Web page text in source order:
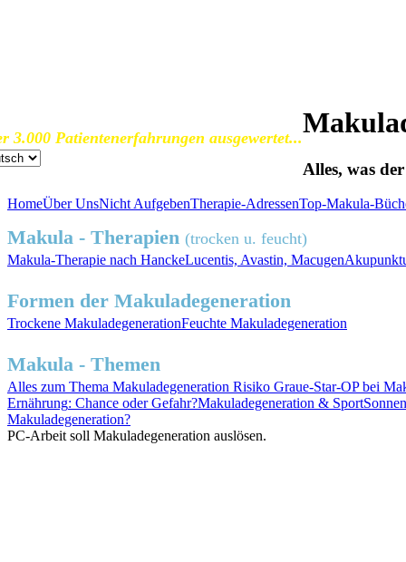
3.000 Patientenerfahrungen ausgewertet...
Alles, was
HomeÜber UnsNicht AufgebenTherapie-AdressenTop-Makula-
Makula - Therapien (trocken u. feucht)
Makula-Therapie nach HanckeLucentis, Avastin, Macugen
Formen der Makuladegeneration
Trockene MakuladegenerationFeuchte Makuladegeneration
Makula - Themen
Alles zum Thema Makuladegeneration Risiko Graue-Star-OPbei
Ernährung: Chance oder Gefahr?Makuladegeneration & Sport
Makuladegeneration?
PC-Arbeitsoll Makuladegeneration auslösen.